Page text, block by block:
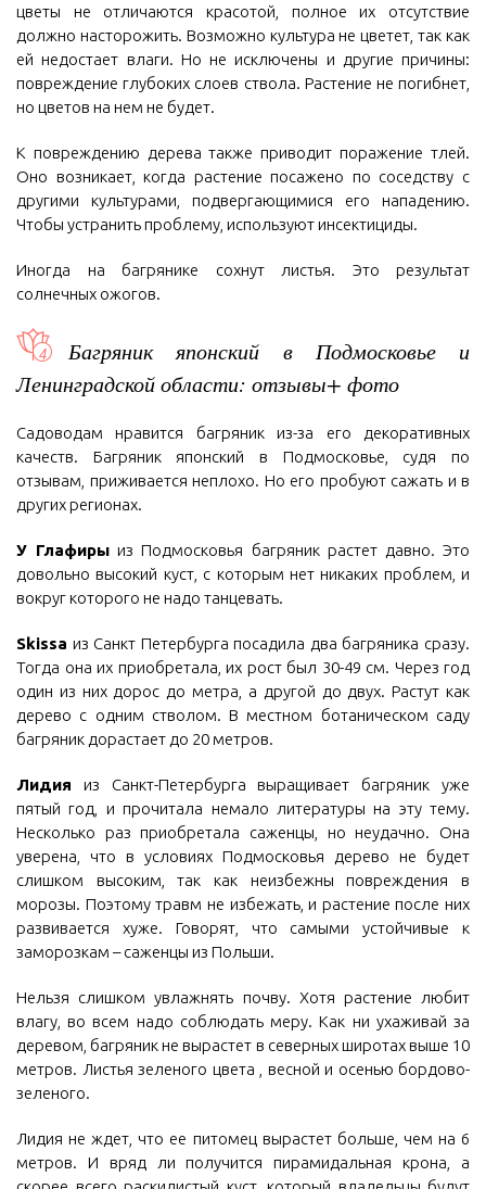
цветы не отличаются красотой, полное их отсутствие
должно насторожить. Возможно культура не цветет, так как
ей недостает влаги. Но не исключены и другие причины:
повреждение глубоких слоев ствола. Растение не погибнет,
но цветов на нем не будет.
К повреждению дерева также приводит поражение тлей.
Оно возникает, когда растение посажено по соседству с
другими культурами, подвергающимися его нападению.
Чтобы устранить проблему, используют инсектициды.
Иногда на багрянике сохнут листья. Это результат
солнечных ожогов.
Багряник японский в Подмосковье и
Ленинградской области: отзывы+ фото
Садоводам нравится багряник из-за его декоративных
качеств. Багряник японский в Подмосковье, судя по
отзывам, приживается неплохо. Но его пробуют сажать и в
других регионах.
У Глафиры из Подмосковья багряник растет давно. Это
довольно высокий куст, с которым нет никаких проблем, и
вокруг которого не надо танцевать.
Skissa из Санкт Петербурга посадила два багряника сразу.
Тогда она их приобретала, их рост был 30-49 см. Через год
один из них дорос до метра, а другой до двух. Растут как
дерево с одним стволом. В местном ботаническом саду
багряник дорастает до 20 метров.
Лидия из Санкт-Петербурга выращивает багряник уже
пятый год, и прочитала немало литературы на эту тему.
Несколько раз приобретала саженцы, но неудачно. Она
уверена, что в условиях Подмосковья дерево не будет
слишком высоким, так как неизбежны повреждения в
морозы. Поэтому травм не избежать, и растение после них
развивается хуже. Говорят, что самыми устойчивые к
заморозкам – саженцы из Польши.
Нельзя слишком увлажнять почву. Хотя растение любит
влагу, во всем надо соблюдать меру. Как ни ухаживай за
деревом, багряник не вырастет в северных широтах выше 10
метров. Листья зеленого цвета , весной и осенью бордово-
зеленого.
Лидия не ждет, что ее питомец вырастет больше, чем на 6
метров. И вряд ли получится пирамидальная крона, а